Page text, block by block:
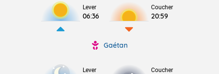
Lever
06:36
Coucher
20:59
Gaétan
Lever Coucher